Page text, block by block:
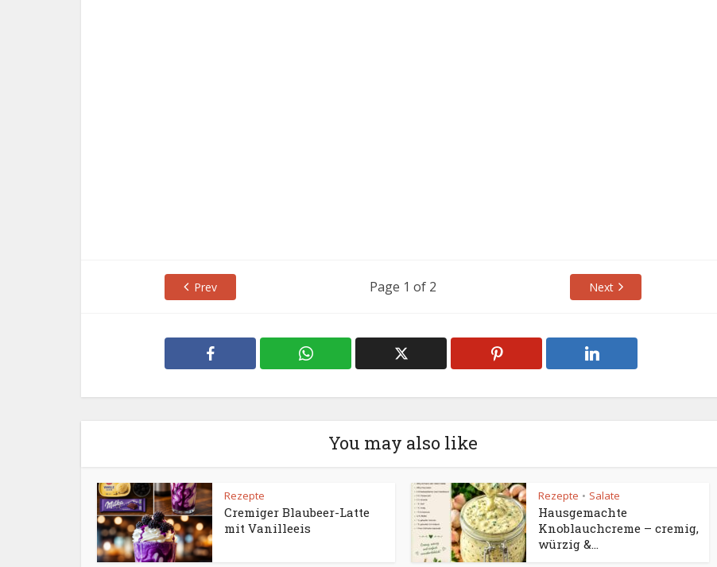
Page 1 of 2
Prev Next
You may also like
Rezepte
Cremiger Blaubeer-Latte
mit Vanilleeis
Rezepte • Salate
Hausgemachte
Knoblauchcreme – cremig,
würzig &...